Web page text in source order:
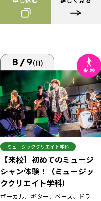
8/9(日)
ミュージッククリエイト学科
【来校】初めてのミュージ
シャン体験！（ミュージッ
ククリエイト学科）
ボーカル、ギター、ベース、ドラ